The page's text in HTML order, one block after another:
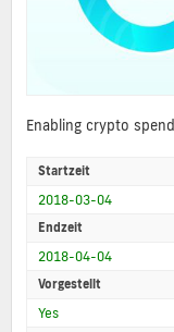
Enabling crypto
Startzeit
2018-03-04
Endzeit
2018-04-04
Vorgestellt
Yes